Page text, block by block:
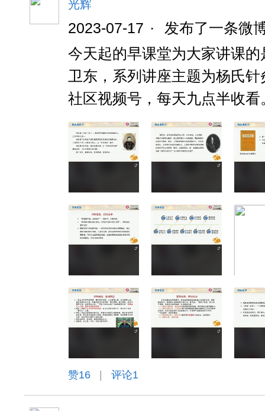
光辉
2023-07-17 ·
发布了一条微
今天起的早课堂为大家讲课
卫东，系列讲座主题为杨氏
社区视频号，每天九点半收看
赞16 评论1